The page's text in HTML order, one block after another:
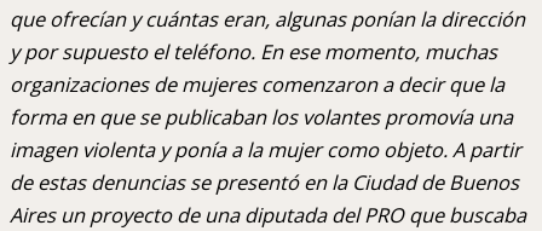
que ofrecían y cuántas eran, algunas ponían la dirección
y por supuesto el teléfono. En ese momento, muchas
organizaciones de mujeres comenzaron a decir que la
forma en que se publicaban los volantes promovía una
imagen violenta y ponía a la mujer como objeto. A partir
de estas denuncias se presentó en la Ciudad de Buenos
Aires un proyecto de una diputada del PRO que buscaba